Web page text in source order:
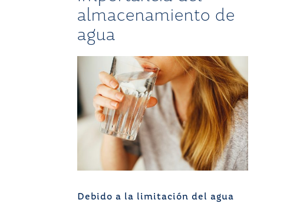
almacenamiento de
agua
Debido a la limitación del agua